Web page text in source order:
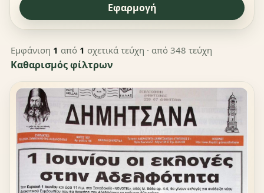
Εφαρμογή
Εμφάνιση 1 από 1 σχετικά τεύχη · από 348 τεύχη
Καθαρισμός φίλτρων